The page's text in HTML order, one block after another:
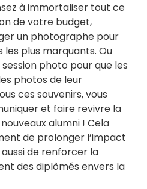
à immortaliser tout ce
de votre budget,
un photographe pour
plus marquants. Ou
photo pour que les
photos de leur
ces souvenirs, vous
et faire revivre la
alumni ! Cela
de prolonger l’impact
de renforcer la
des diplômés envers la